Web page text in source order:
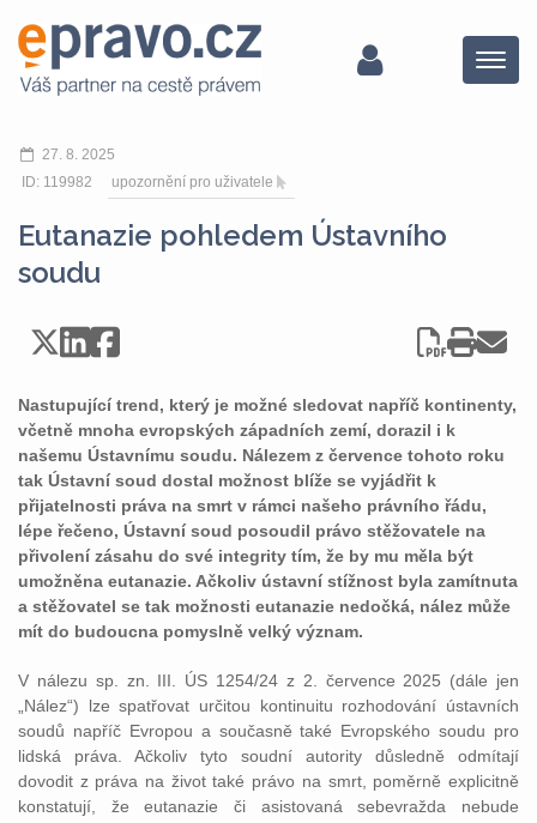
Menu
27. 8. 2025
ID: 119982
upozornění pro uživatele
Eutanazie pohledem Ústavního
soudu
Nastupující trend, který je možné sledovat napříč kontinenty,
včetně mnoha evropských západních zemí, dorazil i k
našemu Ústavnímu soudu. Nálezem z července tohoto roku
tak Ústavní soud dostal možnost blíže se vyjádřit k
přijatelnosti práva na smrt v rámci našeho právního řádu,
lépe řečeno, Ústavní soud posoudil právo stěžovatele na
přivolení zásahu do své integrity tím, že by mu měla být
umožněna eutanazie. Ačkoliv ústavní stížnost byla zamítnuta
a stěžovatel se tak možnosti eutanazie nedočká, nález může
mít do budoucna pomyslně velký význam.
V nálezu sp. zn. III. ÚS 1254/24 z 2. července 2025 (dále jen
„Nález“) lze spatřovat určitou kontinuitu rozhodování ústavních
soudů napříč Evropou a současně také Evropského soudu pro
lidská práva. Ačkoliv tyto soudní autority důsledně odmítají
dovodit z práva na život také právo na smrt, poměrně explicitně
konstatují, že eutanazie či asistovaná sebevražda nebude